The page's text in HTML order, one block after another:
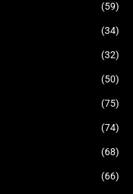
(59)
(34)
(32)
(50)
(75)
(74)
(68)
(66)